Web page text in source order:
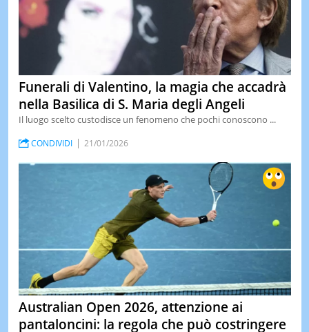
Funerali di Valentino, la magia che accadrà
nella Basilica di S. Maria degli Angeli
Il luogo scelto custodisce un fenomeno che pochi conoscono ...
CONDIVIDI 21/01/2026
Australian Open 2026, attenzione ai
pantaloncini: la regola che può costringere